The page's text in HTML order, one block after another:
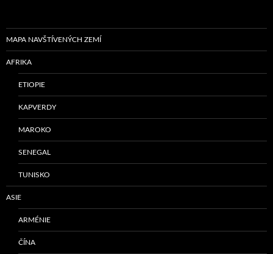
MAPA NAVŠTÍVENÝCH ZEMÍ
AFRIKA
ETIOPIE
KAPVERDY
MAROKO
SENEGAL
TUNISKO
ASIE
ARMÉNIE
ČÍNA